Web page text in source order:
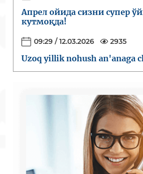
Апрел ойида сизни супер
кутмоқда!
09:29 / 12.03.2026 2935
Uzoq yillik nohush an'anaga